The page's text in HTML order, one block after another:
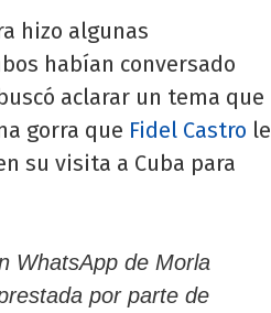
hizo algunas
habían conversado
aclarar un tema que
gorra que Fidel Castro le
su visita a Cuba para
WhatsApp de Morla
por parte de